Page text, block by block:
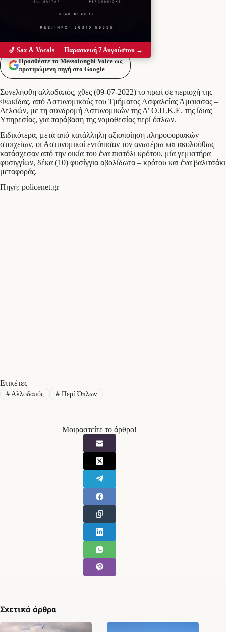
Προσθέστε το Messolonghi Voice ως
προτιμώμενη πηγή στο Google
Συνελήφθη αλλοδαπός, χθες (09-07-2022) το πρωί σε περιοχή της
Φωκίδας, από Αστυνομικούς του Τμήματος Ασφαλείας Άμφισσας –
Δελφών, με τη συνδρομή Αστυνομικών της Α’ Ο.Π.Κ.Ε. της ίδιας
Υπηρεσίας, για παράβαση της νομοθεσίας περί όπλων.
Ειδικότερα, μετά από κατάλληλη αξιοποίηση πληροφοριακών
στοιχείων, οι Αστυνομικοί εντόπισαν τον ανωτέρω και ακολούθως
κατάσχεσαν από την οικία του ένα πιστόλι κρότου, μία γεμιστήρα
φυσιγγίων, δέκα (10) φυσίγγια αβολίδωτα – κρότου και ένα βαλιτσάκι
μεταφοράς.
Πηγή: policenet.gr
Ετικέτες
#Αλλοδαπός #Περί Όπλων
Μοιραστείτε το άρθρο!
Σχετικά άρθρα
🎷 Sax & Vocals — Παρασκευή 7 Αυγούστου →